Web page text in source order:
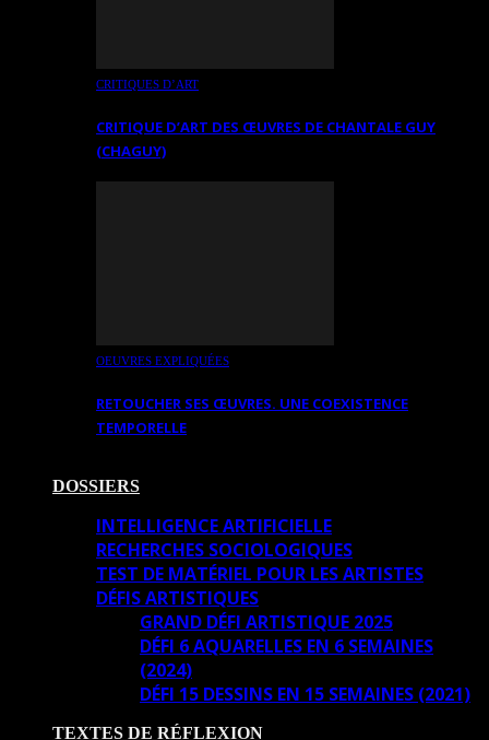
CRITIQUES D’ART
CRITIQUE D’ART DES ŒUVRES DE CHANTALE GUY
(CHAGUY)
OEUVRES EXPLIQUÉES
RETOUCHER SES ŒUVRES. UNE COEXISTENCE
TEMPORELLE
DOSSIERS
INTELLIGENCE ARTIFICIELLE
RECHERCHES SOCIOLOGIQUES
TEST DE MATÉRIEL POUR LES ARTISTES
DÉFIS ARTISTIQUES
GRAND DÉFI ARTISTIQUE 2025
DÉFI 6 AQUARELLES EN 6 SEMAINES
(2024)
DÉFI 15 DESSINS EN 15 SEMAINES (2021)
TEXTES DE RÉFLEXION